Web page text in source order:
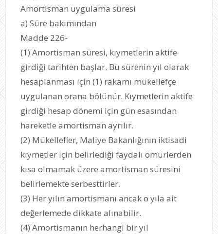
Amortisman uygulama süresi
a) Süre bakımından
Madde 226-
(1) Amortisman süresi, kıymetlerin aktife
girdiği tarihten başlar. Bu sürenin yıl olarak
hesaplanması için (1) rakamı mükellefçe
uygulanan orana bölünür. Kıymetlerin aktife
girdiği hesap dönemi için gün esasından
hareketle amortisman ayrılır.
(2) Mükellefler, Maliye Bakanlığının iktisadi
kıymetler için belirlediği faydalı ömürlerden
kısa olmamak üzere amortisman süresini
belirlemekte serbesttirler.
(3) Her yılın amortismanı ancak o yıla ait
değerlemede dikkate alınabilir.
(4) Amortismanın herhangi bir yıl